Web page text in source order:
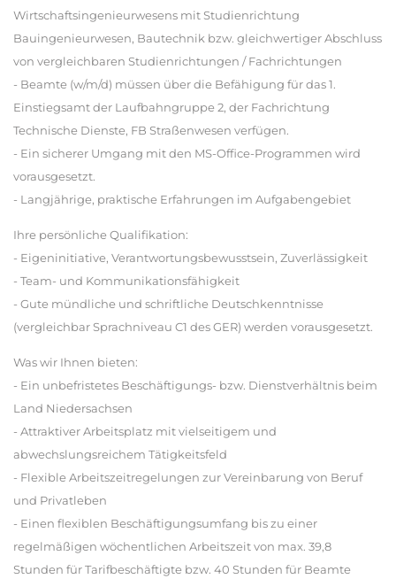
Wirtschaftsingenieurwesens mit Studienrichtung
Bauingenieurwesen, Bautechnik bzw. gleichwertiger Abschluss
von vergleichbaren Studienrichtungen / Fachrichtungen
- Beamte (w/m/d) müssen über die Befähigung für das 1.
Einstiegsamt der Laufbahngruppe 2, der Fachrichtung
Technische Dienste, FB Straßenwesen verfügen.
- Ein sicherer Umgang mit den MS-Office-Programmen wird
vorausgesetzt.
- Langjährige, praktische Erfahrungen im Aufgabengebiet
Ihre persönliche Qualifikation:
- Eigeninitiative, Verantwortungsbewusstsein, Zuverlässigkeit
- Team- und Kommunikationsfähigkeit
- Gute mündliche und schriftliche Deutschkenntnisse
(vergleichbar Sprachniveau C1 des GER) werden vorausgesetzt.
Was wir Ihnen bieten:
- Ein unbefristetes Beschäftigungs- bzw. Dienstverhältnis beim
Land Niedersachsen
- Attraktiver Arbeitsplatz mit vielseitigem und
abwechslungsreichem Tätigkeitsfeld
- Flexible Arbeitszeitregelungen zur Vereinbarung von Beruf
und Privatleben
- Einen flexiblen Beschäftigungsumfang bis zu einer
regelmäßigen wöchentlichen Arbeitszeit von max. 39,8
Stunden für Tarifbeschäftigte bzw. 40 Stunden für Beamte